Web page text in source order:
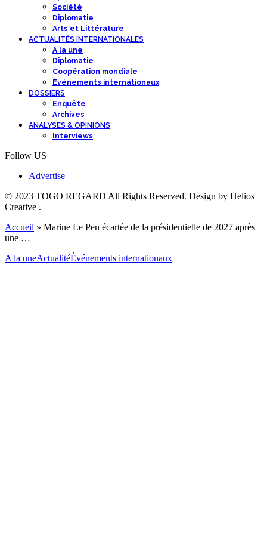
Société
Diplomatie
Arts et Littérature
ACTUALITÉS INTERNATIONALES
A la une
Diplomatie
Coopération mondiale
Événements internationaux
DOSSIERS
Enquête
Archives
ANALYSES & OPINIONS
Interviews
Follow US
Advertise
© 2023 TOGO REGARD All Rights Reserved. Design by Helios
Creative .
Accueil » Marine Le Pen écartée de la présidentielle de 2027 après
une …
A la uneActualitéÉvénements internationaux